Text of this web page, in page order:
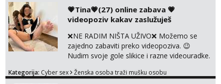
tipkanje❗radim materijal po želji 😈 Radim
PROVJERU AUTENTIČNOSTI video pozivom
NIŠTA UŽIVO ME NE ZANIMA Čekam te 😘
091 912 3322...
💗Tina💗(27) online zabava 💗
videopoziv kakav zaslužuješ
❌NE RADIM NIŠTA UŽIVO❌ Možemo se
zajedno zabaviti preko videopoziva. 😉
Nudim svoje gole slikice i razne videouradke.
Whatsapp, Telegram ili Viber. 😎 +385 91 912
Kategorija: Cyber sex Ženska osoba traži mušku osobu